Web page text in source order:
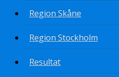
Region Skåne
Region Stockholm
Resultat